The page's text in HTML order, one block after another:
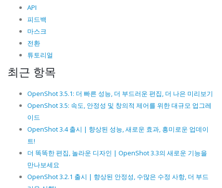
API
피드백
마스크
전환
튜토리얼
최근 항목
OpenShot 3.5.1: 더 빠른 성능, 더 부드러운 편집, 더 나은 미리보기
OpenShot 3.5: 속도, 안정성 및 창의적 제어를 위한 대규모 업그레
이드
OpenShot 3.4 출시 | 향상된 성능, 새로운 효과, 흥미로운 업데이
트!
더 똑똑한 편집, 놀라운 디자인 | OpenShot 3.3의 새로운 기능을
만나보세요
OpenShot 3.2.1 출시 | 향상된 안정성, 수많은 수정 사항, 더 부드